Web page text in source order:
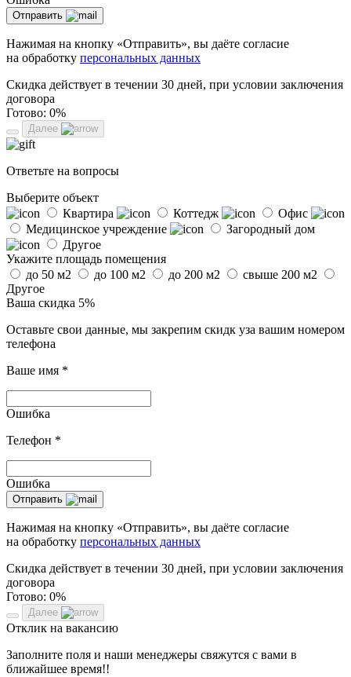
Отправить
Нажимая на кнопку «Отправить», вы даёте согласие
на обработку персональных данных
Скидка действует в течении 30 дней, при условии заключения
договора
Готово: 0%
Далее
Ответьте на вопросы
Выберите объект
Квартира
Коттедж
Офис
Медицинское учреждение
Загородный дом
Другое
Укажите площадь помещения
до 50 м2
до 100 м2 до 200 м2
свыше 200 м2
Другое
Ваша скидка 5%
Оставьте свои данные, мы закрепим скидк уза вашим номером
телефона
Ваше имя *
Ошибка
Телефон *
Ошибка
Отправить
Нажимая на кнопку «Отправить», вы даёте согласие
на обработку персональных данных
Скидка действует в течении 30 дней, при условии заключения
договора
Готово: 0%
Далее
Отклик на вакансию
Заполните поля и наши менеджеры свяжутся с вами в
ближайшее время!!